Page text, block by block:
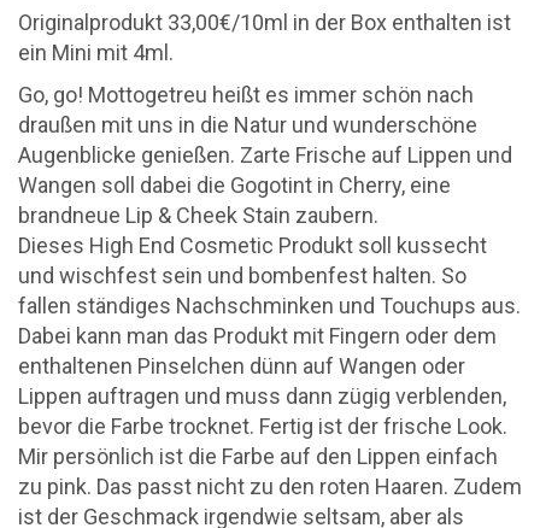
Originalprodukt 33,00€/10ml in der Box enthalten ist
ein Mini mit 4ml.
Go, go! Mottogetreu heißt es immer schön nach
draußen mit uns in die Natur und wunderschöne
Augenblicke genießen. Zarte Frische auf Lippen und
Wangen soll dabei die Gogotint in Cherry, eine
brandneue Lip & Cheek Stain zaubern.
Dieses High End Cosmetic Produkt soll kussecht
und wischfest sein und bombenfest halten. So
fallen ständiges Nachschminken und Touchups aus.
Dabei kann man das Produkt mit Fingern oder dem
enthaltenen Pinselchen dünn auf Wangen oder
Lippen auftragen und muss dann zügig verblenden,
bevor die Farbe trocknet. Fertig ist der frische Look.
Mir persönlich ist die Farbe auf den Lippen einfach
zu pink. Das passt nicht zu den roten Haaren. Zudem
ist der Geschmack irgendwie seltsam, aber als